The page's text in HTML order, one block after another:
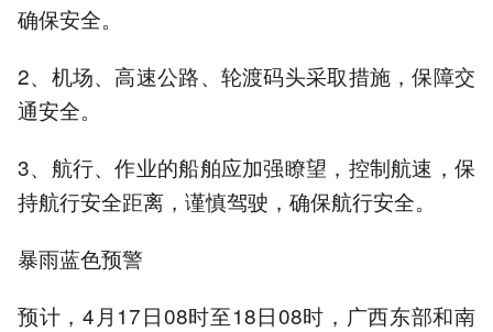
确保安全。
2、机场、高速公路、轮渡码头采取措施，保障交
通安全。
3、航行、作业的船舶应加强瞭望，控制航速，保
持航行安全距离，谨慎驾驶，确保航行安全。
暴雨蓝色预警
预计，4月17日08时至18日08时，广西东部和南